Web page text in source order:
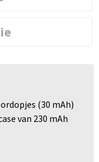
(30 mAh)
van 230 mAh